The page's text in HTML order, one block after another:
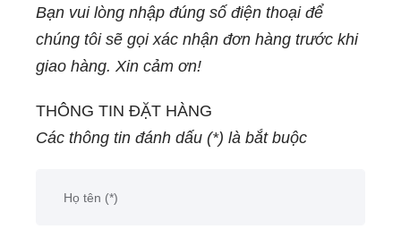
chọn hoàn hảo cho
việc trang trí không
thự sân vườn, khu
Bạn vui lòng nhập đúng số điện thoại để
chúng tôi sẽ gọi xác nhận đơn hàng trước khi
giao hàng. Xin cảm ơn!
THÔNG TIN ĐẶT HÀNG
Các thông tin đánh dấu (*) là bắt buộc